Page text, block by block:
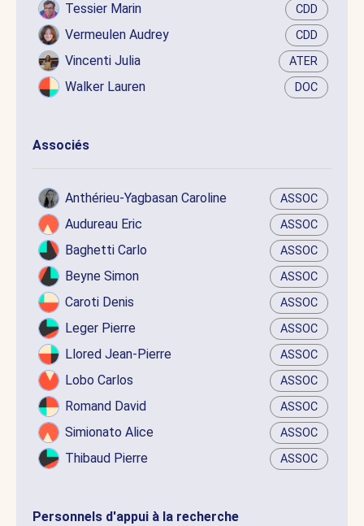
Tessier Marin CDD
Vermeulen Audrey CDD
Vincenti Julia ATER
Walker Lauren DOC
Associés
Anthérieu-Yagbasan Caroline ASSOC
Audureau Eric ASSOC
Baghetti Carlo ASSOC
Beyne Simon ASSOC
Caroti Denis ASSOC
Leger Pierre ASSOC
Llored Jean-Pierre ASSOC
Lobo Carlos ASSOC
Romand David ASSOC
Simionato Alice ASSOC
Thibaud Pierre ASSOC
Personnels d'appui à la recherche